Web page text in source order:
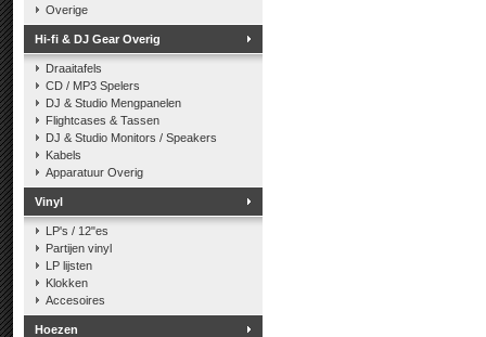
Overige
Hi-fi & DJ Gear Overig
Draaitafels
CD / MP3 Spelers
DJ & Studio Mengpanelen
Flightcases & Tassen
DJ & Studio Monitors / Speakers
Kabels
Apparatuur Overig
Vinyl
LP's / 12"es
Partijen vinyl
LP lijsten
Klokken
Accesoires
Hoezen